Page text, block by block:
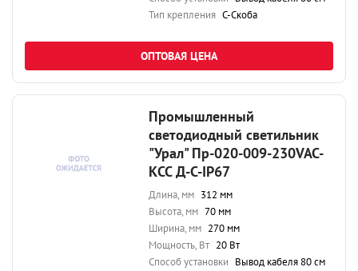
Тип крепления С-Скоба
ОПТОВАЯ ЦЕНА
Промышленный
светодиодный светильник
"Урал" Пр-020-009-230VAC-
КСС Д-С-IP67
Длина, мм 312 мм
Высота, мм 70 мм
Ширина, мм 270 мм
Мощность, Вт 20 Вт
Способ установки Вывод кабеля 80 см